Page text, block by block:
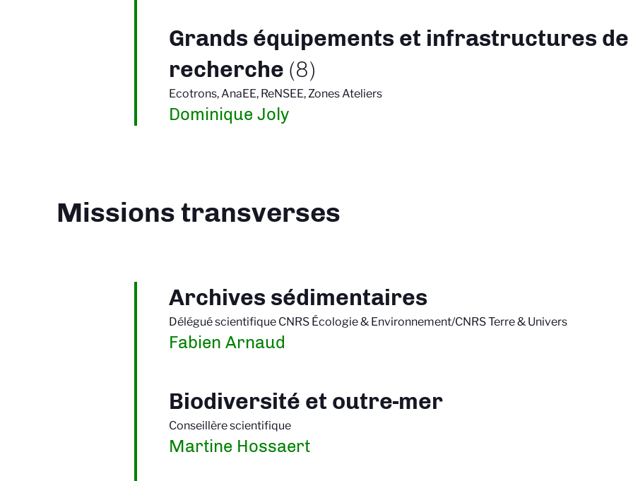
Grands équipements et infrastructures de
recherche (8)
Ecotrons, AnaEE, ReNSEE, Zones Ateliers
Dominique Joly
Missions transverses
Archives sédimentaires
Délégué scientifique CNRS Écologie & Environnement/CNRS Terre & Univers
Fabien Arnaud
Biodiversité et outre-mer
Conseillère scientifique
Martine Hossaert